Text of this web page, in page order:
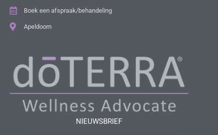
Boek een afspraak/behandeling
Apeldoorn
NIEUWSBRIEF